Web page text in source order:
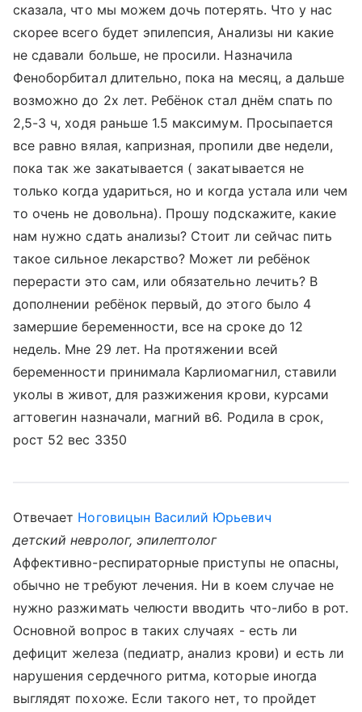
сказала, что мы можем дочь потерять. Что у нас
скорее всего будет эпилепсия, Анализы ни какие
не сдавали больше, не просили. Назначила
Феноборбитал длительно, пока на месяц, а дальше
возможно до 2х лет. Ребёнок стал днём спать по
2,5-3 ч, ходя раньше 1.5 максимум. Просыпается
все равно вялая, капризная, пропили две недели,
пока так же закатывается ( закатывается не
только когда удариться, но и когда устала или чем
то очень не довольна). Прошу подскажите, какие
нам нужно сдать анализы? Стоит ли сейчас пить
такое сильное лекарство? Может ли ребёнок
перерасти это сам, или обязательно лечить? В
дополнении ребёнок первый, до этого было 4
замершие беременности, все на сроке до 12
недель. Мне 29 лет. На протяжении всей
беременности принимала Карлиомагнил, ставили
уколы в живот, для разжижения крови, курсами
агтовегин назначали, магний в6. Родила в срок,
рост 52 вес 3350
Отвечает Ноговицын Василий Юрьевич
детский невролог, эпилептолог
Аффективно-респираторные приступы не опасны,
обычно не требуют лечения. Ни в коем случае не
нужно разжимать челюсти вводить что-либо в рот.
Основной вопрос в таких случаях - есть ли
дефицит железа (педиатр, анализ крови) и есть ли
нарушения сердечного ритма, которые иногда
выглядят похоже. Если такого нет, то пройдет